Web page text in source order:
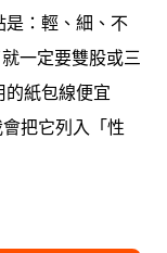
是：輕、細、不
一定要雙股或三
的紙包線便宜
把它列入「性